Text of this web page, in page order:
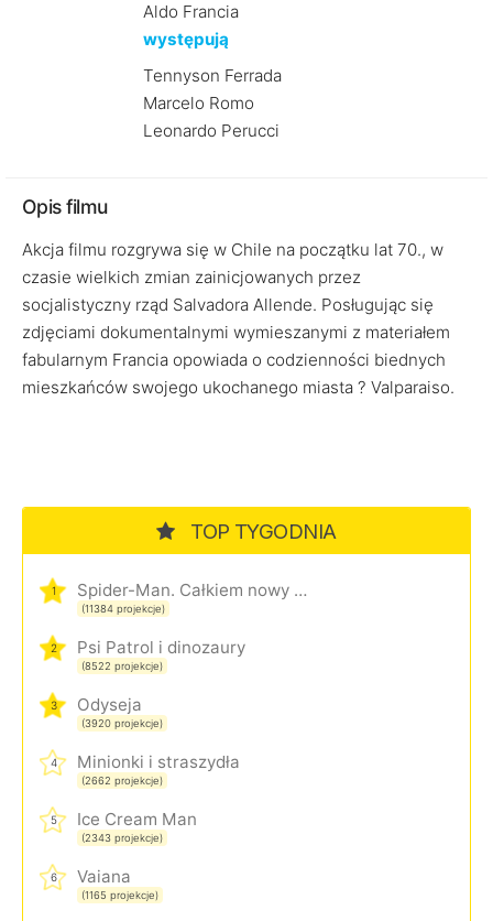
Aldo Francia
występują
Tennyson Ferrada
Marcelo Romo
Leonardo Perucci
Opis filmu
Akcja filmu rozgrywa się w Chile na początku lat 70., w
czasie wielkich zmian zainicjowanych przez
socjalistyczny rząd Salvadora Allende. Posługując się
zdjęciami dokumentalnymi wymieszanymi z materiałem
fabularnym Francia opowiada o codzienności biednych
mieszkańców swojego ukochanego miasta ? Valparaiso.
TOP TYGODNIA
1 Spider-Man. Całkiem nowy dzień
(11384 projekcje)
2 Psi Patrol i dinozaury
(8522 projekcje)
3 Odyseja
(3920 projekcje)
4 Minionki i straszydła
(2662 projekcje)
5 Ice Cream Man
(2343 projekcje)
6 Vaiana
(1165 projekcje)